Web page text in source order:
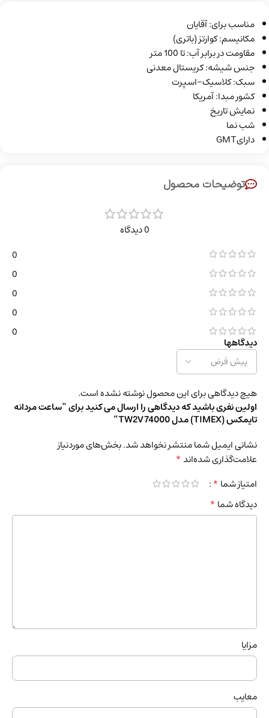
مناسب برای: آقایان
مکانیسم: کوارتز (باتری)
مقاومت در برابر آب: تا 100 متر
جنس شیشه: کریستال معدنی
سبک: کلاسیک-اسپرت
کشور مبدا: آمریکا
نمایش تاریخ
شب نما
دارایGMT
توضیحات محصول
0 دیدگاه
0
0
0
0
0
دیدگاهها
هیچ دیدگاهی برای این محصول نوشته نشده است.
اولین نفری باشید که دیدگاهی را ارسال می کنید برای “ساعت مردانه
تایمکس (TIMEX) مدل TW2V74000”
نشانی ایمیل شما منتشر نخواهد شد.بخش‌های موردنیاز
علامت‌گذاری شده‌اند*
امتیاز شما*
دیدگاه شما*
مزایا
معایب